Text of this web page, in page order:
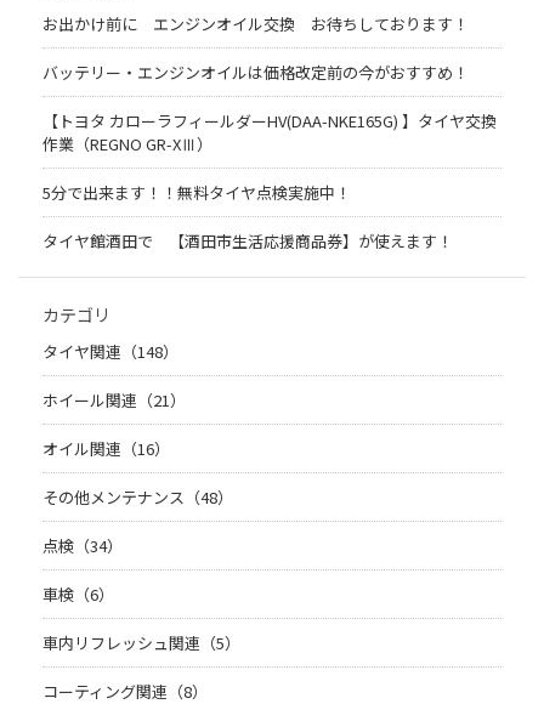
お出かけ前に エンジンオイル交換 お待ちしております！
バッテリー・エンジンオイルは価格改定前の今がおすすめ！
【トヨタ カローラフィールダーHV(DAA-NKE165G) 】タイヤ交換
作業（REGNO GR-XⅢ）
5分で出来ます！！無料タイヤ点検実施中！
タイヤ館酒田で 【酒田市生活応援商品券】が使えます！
カテゴリ
タイヤ関連（148）
ホイール関連（21）
オイル関連（16）
その他メンテナンス（48）
点検（34）
車検（6）
車内リフレッシュ関連（5）
コーティング関連（8）